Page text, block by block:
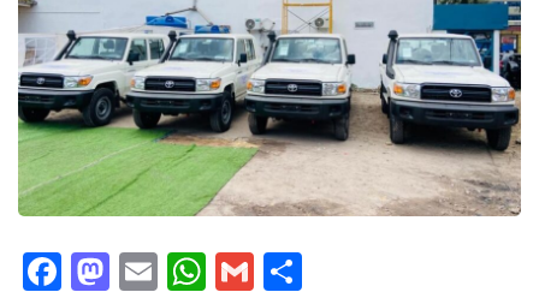
Facebook
Mastodon
EmailWhatsApp
Gmail